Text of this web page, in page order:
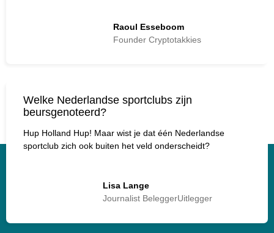
Raoul Esseboom
Founder Cryptotakkies
Welke Nederlandse sportclubs zijn
beursgenoteerd?
Hup Holland Hup! Maar wist je dat één Nederlandse
sportclub zich ook buiten het veld onderscheidt?
Lisa Lange
Journalist BeleggerUitlegger